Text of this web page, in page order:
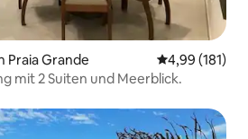
Praia Grande
4,99 (181)
mit 2 Suiten und Meerblick.